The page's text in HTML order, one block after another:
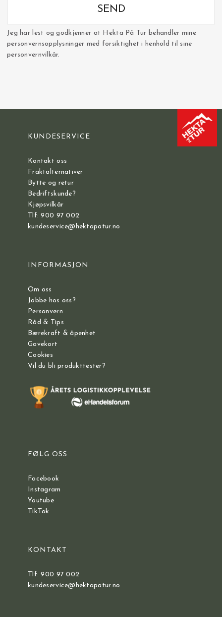
SEND
Jeg har lest og godkjenner at Hekta På Tur behandler mine
personvernsopplysninger med forsiktighet i henhold til sine
personvernvilkår.
KUNDESERVICE
Kontakt oss
Fraktalternativer
Bytte og retur
Bedriftskunde?
Kjøpsvilkår
Tlf: 900 97 002
kundeservice@hektapatur.no
INFORMASJON
Om oss
Jobbe hos oss?
Personvern
Råd & Tips
Bærekraft & åpenhet
Gavekort
Cookies
Vil du bli produkttester?
FØLG OSS
Facebook
Instagram
Youtube
TikTok
KONTAKT
Tlf: 900 97 002
kundeservice@hektapatur.no